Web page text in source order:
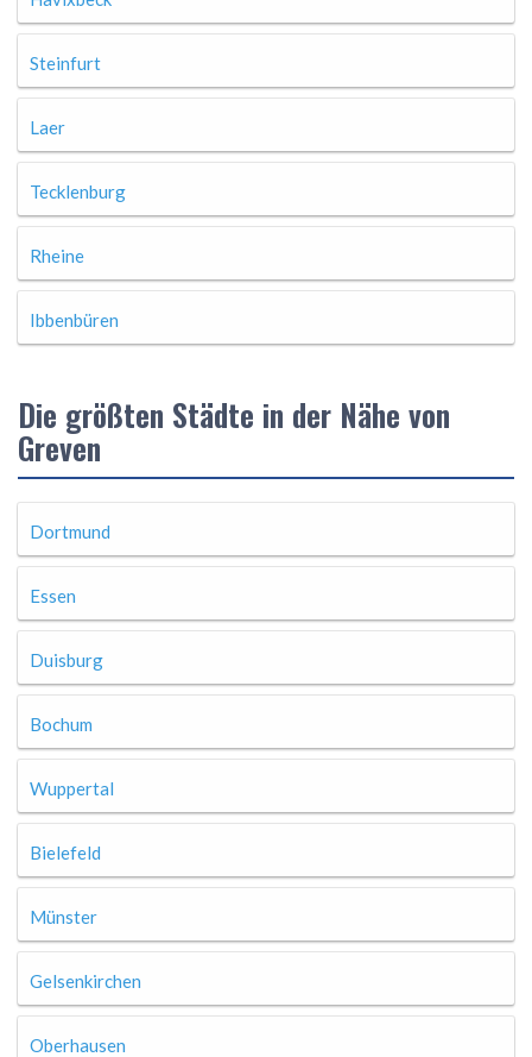
Steinfurt
Laer
Tecklenburg
Rheine
Ibbenbüren
Die größten Städte in der Nähe von
Greven
Dortmund
Essen
Duisburg
Bochum
Wuppertal
Bielefeld
Münster
Gelsenkirchen
Oberhausen